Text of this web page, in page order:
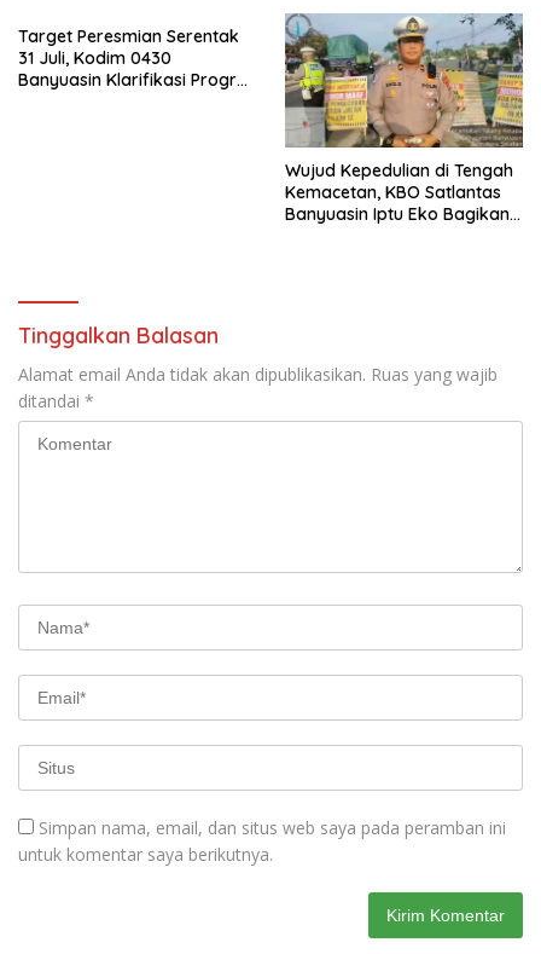
Target Peresmian Serentak
31 Juli, Kodim 0430
Banyuasin Klarifikasi Progres
Wujud Kepedulian di Tengah
Kemacetan, KBO Satlantas
Banyuasin Iptu Eko Bagikan
Tinggalkan Balasan
Alamat email Anda tidak akan dipublikasikan. Ruas yang wajib
ditandai *
Simpan nama, email, dan situs web saya pada peramban ini
untuk komentar saya berikutnya.